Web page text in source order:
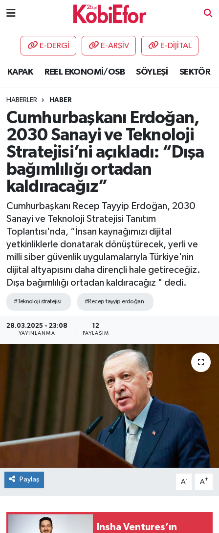
E-DERGİ E-ARŞİV E-DİJİTAL
KAPAK REEL EKONOMİ/OSB SÖYLEŞİ SEKTÖR
HABERLER HABER
Cumhurbaşkanı Erdoğan,
2030 Sanayi ve Teknoloji
Stratejisi’ni açıkladı: “Dışa
bağımlılığı ortadan
kaldıracağız”
Cumhurbaşkanı Recep Tayyip Erdoğan, 2030
Sanayi ve Teknoloji Stratejisi Tanıtım
Toplantısı'nda, “İnsan kaynağımızı dijital
yetkinliklerle donatarak dönüştürecek, yerli ve
milli siber güvenlik uygulamalarıyla Türkiye'nin
dijital altyapısını daha dirençli hale getireceğiz.
Dışa bağımlılığı ortadan kaldıracağız " dedi.
#Teknoloji stratejisi #Recep tayyip erdoğan
28.03.2025 - 23:08
YAYINLANMA
12
PAYLAŞIM
Paylaş A- A+
Insha Ventures’ın
AKADEMİ
DESTEK-TEŞVİK
ETKİNLİK
GÜNCEL
HABERLER
KAPAK
SEKTÖR
ŞİRKET PANO
SÖYLEŞİ
YAŞAM